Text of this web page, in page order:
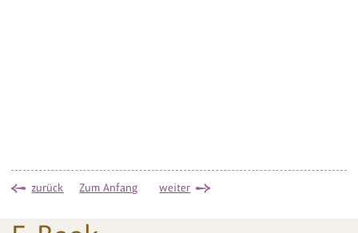
zurück Zum Anfang weiter